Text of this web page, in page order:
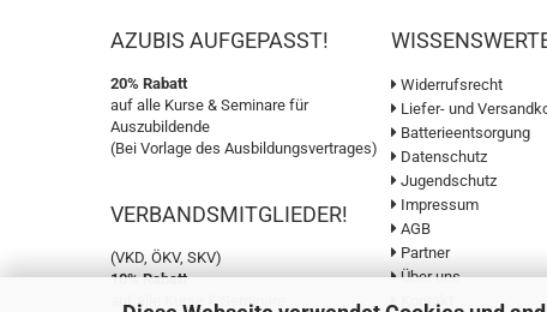
AZUBIS AUFGEPASST!
20% Rabatt
auf alle Kurse & Seminare für
Auszubildende
(Bei Vorlage des Ausbildungsvertrages)
VERBANDSMITGLIEDER!
(VKD, ÖKV, SKV)
10% Rabatt
auf alle Kurse & Seminare
Widerrufsrecht
Liefer- und
Batterieentsorgung
Datenschutz
Jugendschutz
Impressum
AGB
Partner
Über uns
Kontakt